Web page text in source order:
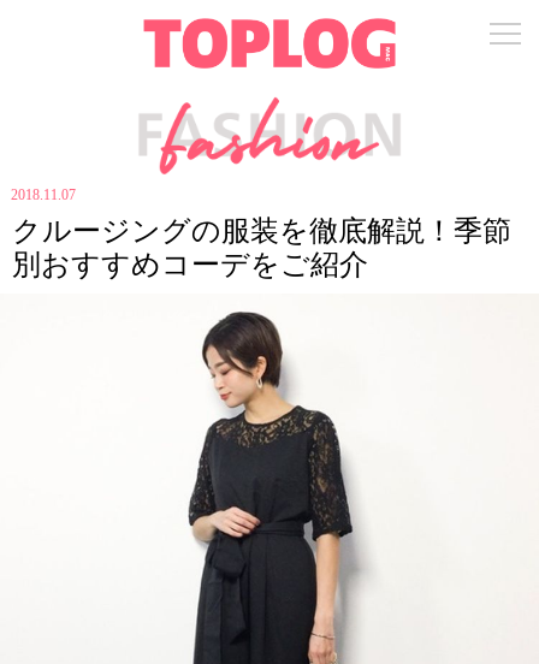
2018.11.07
クルージングの服装を徹底解説！季節
別おすすめコーデをご紹介